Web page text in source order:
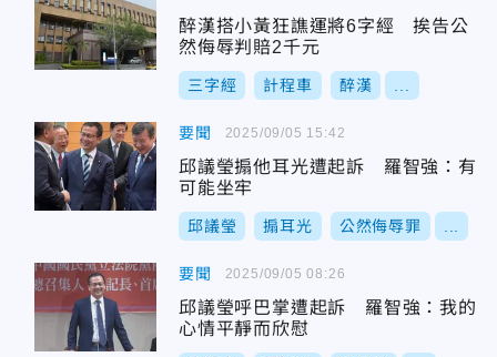
醉漢搭小黃狂譙運將6字經 挨告公
然侮辱判賠2千元
三字經 計程車 醉漢
要聞
邱議瑩搧他耳光遭起訴 羅智強：有
可能坐牢
邱議瑩 搧耳光 公然侮辱罪
2025/09/05 15:42
要聞
邱議瑩呼巴掌遭起訴 羅智強：我的
心情平靜而欣慰
2025/09/05 08:26